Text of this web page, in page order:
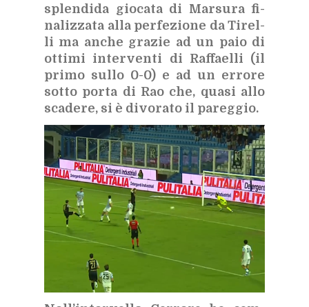
splen­di­da gio­ca­ta di Mar­su­ra fi­
na­liz­za­ta alla per­fe­zio­ne da Ti­rel­
li ma an­che gra­zie ad un paio di
ot­ti­mi in­ter­ven­ti di Raf­fael­li (il
pri­mo sul­lo 0-0) e ad un er­ro­re
sot­to por­ta di Rao che, qua­si allo
sca­de­re, si è di­vo­ra­to il pa­reg­gio.